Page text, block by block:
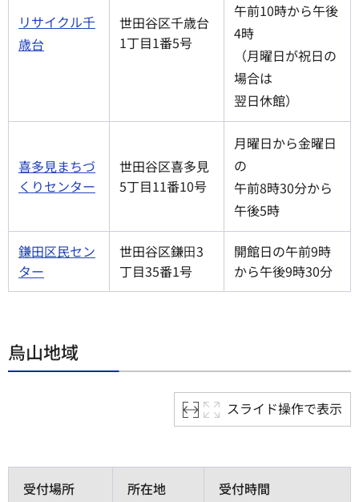
リサイクル千
歳台
世田谷区千歳台
1丁目1番5号
午前10時から午後
4時
（月曜日が祝日の
場合は
翌日休館）
喜多見まちづ
くりセンター
世田谷区喜多見
5丁目11番10号
月曜日から金曜日
の
午前8時30分から
午後5時
鎌田区民セン
ター
世田谷区鎌⽥3
丁目35番1号
開館日の午前9時
から午後9時30分
烏山地域
スライド操作で表示
受付場所 所在地 受付時間